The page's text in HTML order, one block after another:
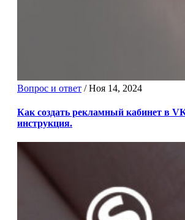
Вопрос и ответ /Ноя 14, 2024
Как создать рекламный кабинет в
инструкция.